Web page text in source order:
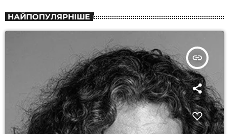
НАЙПОПУЛЯРНІШЕ
insert_link